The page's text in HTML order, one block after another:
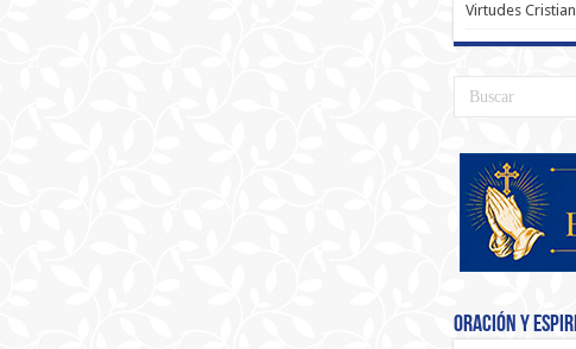
Virtudes
Oración y